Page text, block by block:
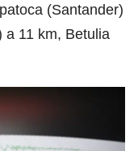
(Santander)
a 11 km, Betulia